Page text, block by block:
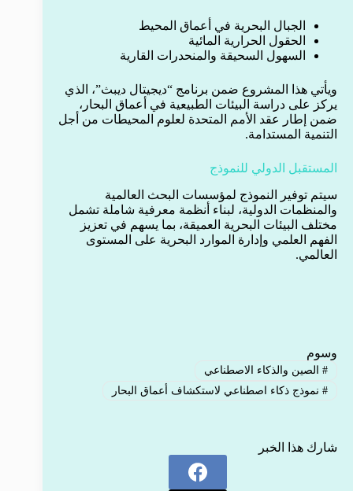
الجبال البحرية في أعماق المحيط
الحقول الحرارية المائية
السهول السحيقة والمنحدرات القارية
ويأتي هذا المشروع ضمن برنامج “ديجيتال ديبث”، الذي
يركز على دراسة البيئات الطبيعية في أعماق البحار،
ضمن إطار عقد الأمم المتحدة لعلوم المحيطات من أجل
التنمية المستدامة.
المستقبل الدولي للنموذج
سيتم توفير النموذج لمؤسسات البحث العالمية
والمنظمات الدولية، لبناء أنظمة معرفية شاملة تشمل
مختلف البيئات البحرية العميقة، بما يسهم في تعزيز
الفهم العلمي وإدارة الموارد البحرية على المستوى
العالمي.
وسوم
#الصين والذكاء الاصطناعي
#نموذج ذكاء اصطناعي لاستكشاف أعماق البحار
شارك هذا الخبر